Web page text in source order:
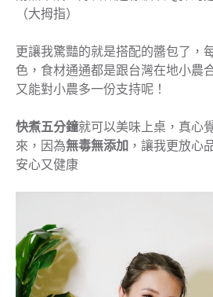
（大拇指）
更讓我驚豔的就是搭配的醬包了，
色，食材通通都是跟台灣在地小農
又能對小農多一份支持呢！
快煮五分鐘就可以美味上桌，真心
來，因為無毒無添加 ，讓我更放心
安心又健康